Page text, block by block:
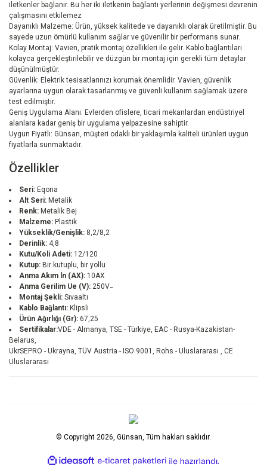
iletkenler bağlanır. Bu her iki iletkenin bağlantı yerlerinin değişmesi devrenin
çalışmasını etkilemez
Dayanıklı Malzeme: Ürün, yüksek kalitede ve dayanıklı olarak üretilmiştir. Bu
sayede uzun ömürlü kullanım sağlar ve güvenilir bir performans sunar.
Kolay Montaj: Vavien, pratik montaj özellikleri ile gelir. Kablo bağlantıları
kolayca gerçekleştirilebilir ve düzgün bir montaj için gerekli tüm detaylar
düşünülmüştür.
Güvenlik: Elektrik tesisatlarınızı korumak önemlidir. Vavien, güvenlik
ayarlarına uygun olarak tasarlanmış ve güvenli kullanım sağlamak üzere
test edilmiştir.
Geniş Uygulama Alanı: Evlerden ofislere, ticari mekanlardan endüstriyel
alanlara kadar geniş bir uygulama yelpazesine sahiptir.
Uygun Fiyatlı: Günsan, müşteri odaklı bir yaklaşımla kaliteli ürünleri uygun
fiyatlarla sunmaktadır.
Özellikler
Seri: Eqona
Alt Seri: Metalik
Renk: Metalik Bej
Malzeme: Plastik
Yükseklik/Genişlik: 8,2/8,2
Derinlik: 4,8
Kutu/Koli Adeti: 12/120
Kutup: Bir kutuplu, bir yollu
Anma Akım ln (AX): 10AX
Anma Gerilim Ue (V): 250V ̴
Montaj Şekli: Sıvaaltı
Kablo Bağlantı: Klipsli
Ürün Ağırlığı (Gr): 67,25
Sertifikalar:VDE - Almanya, TSE - Türkiye, EAC - Rusya-Kazakistan-
Belarus,
UkrSEPRO - Ukrayna, TÜV Austria - ISO 9001, Rohs - Uluslararası , CE
Uluslararası
© Copyright 2026, Günsan, Tüm hakları saklıdır.
ideasoft e-